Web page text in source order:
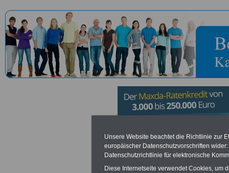
Forstamt
Vorteile für den öffentlichen
Unsere Website beachtet die Richtlinie zur
europäischer Datenschutzvorschriften
Datenschutzrichtlinie für elektronische
Diese Internetseite verwendet Cookies, um